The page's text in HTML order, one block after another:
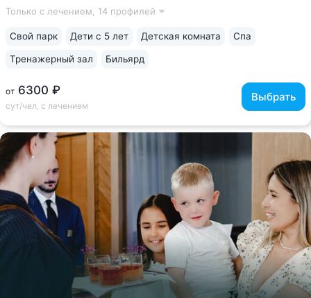
номера «Люкс» и «Апартаменты» • Камерный санаторий
Только с лечением, 14 профилей
от 6300 ₽
сут/чел, с лечением
Выбрать
Свой парк Дети с 5 лет Детская комната Спа
Тренажерный зал Бильярд